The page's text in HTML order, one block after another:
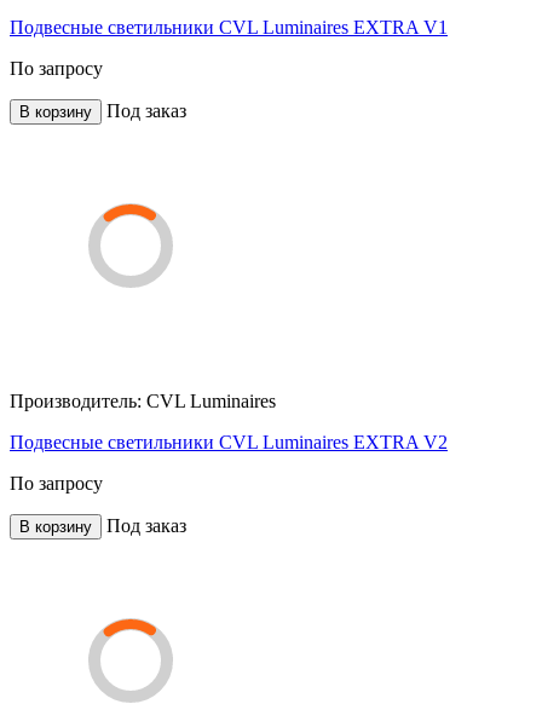
Подвесные светильники CVL Luminaires EXTRA V1
По запросу
В корзину Под заказ
Производитель: CVL Luminaires
Подвесные светильники CVL Luminaires EXTRA V2
По запросу
В корзину Под заказ